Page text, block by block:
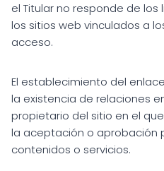
el Titular no responde de
los sitios web vinculados a
acceso.
El establecimiento del
la existencia de relaciones
propietario del sitio en el
la aceptación o aprobación
contenidos o servicios.